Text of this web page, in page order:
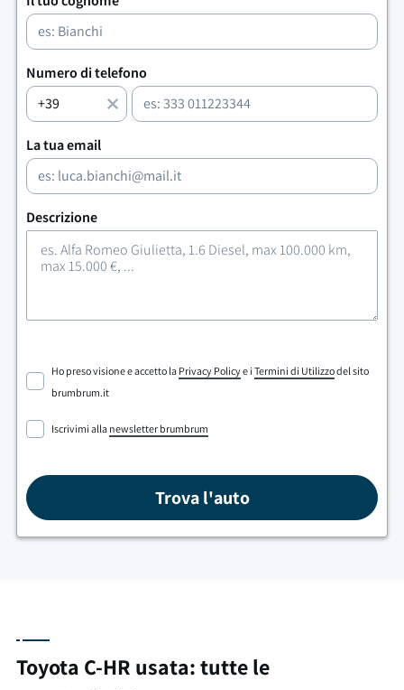
Numero di telefono
La tua email
Descrizione
Ho preso visione e accetto la Privacy Policye i Termini di Utilizzodel sito
brumbrum.it
Iscrivimi alla newsletter brumbrum
Trova l'auto
Toyota C-HR usata: tutte le